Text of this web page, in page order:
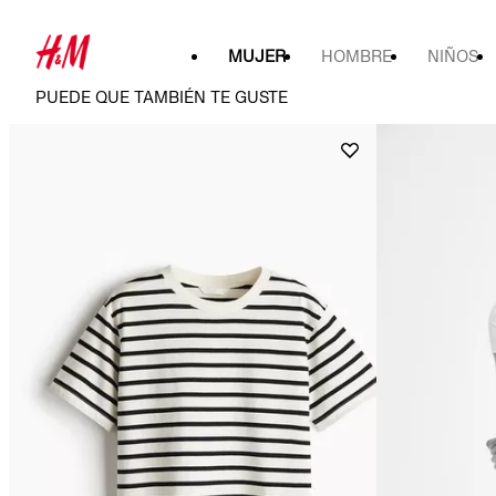
MUJER HOMBRE NIÑOS
PUEDE QUE TAMBIÉN TE GUSTE